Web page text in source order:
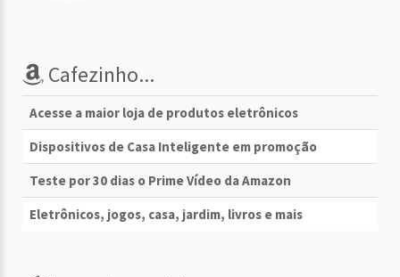
Cafezinho...
Acesse a maior loja de produtos eletrônicos
Dispositivos de Casa Inteligente em promoção
Teste por 30 dias o Prime Vídeo da Amazon
Eletrônicos, jogos, casa, jardim, livros e mais